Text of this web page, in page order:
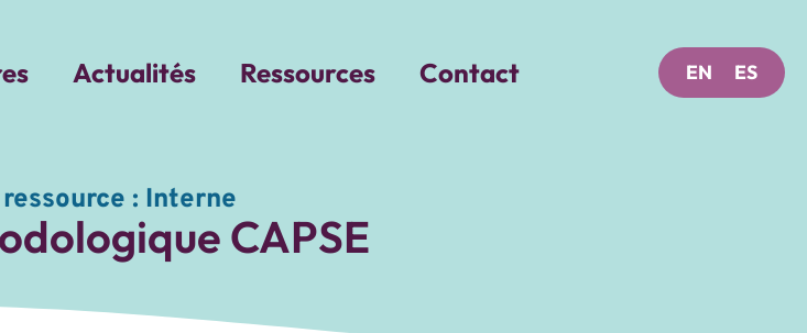
Actualités Ressources Contact EN ES
: Interne
CAPSE